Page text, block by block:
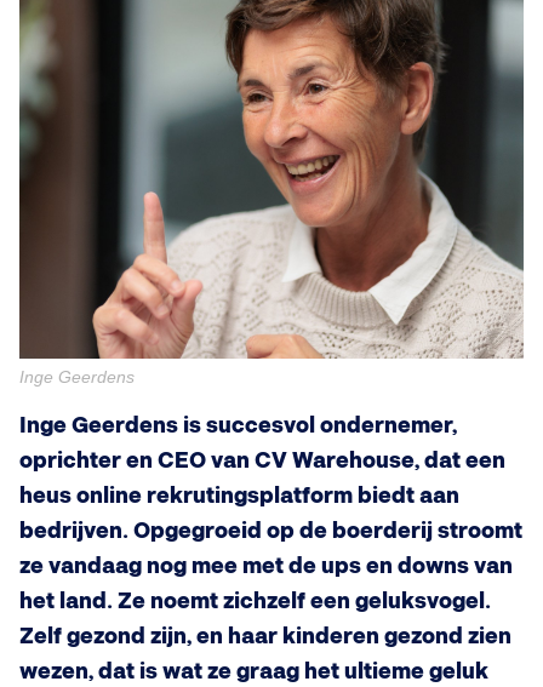
Inge Geerdens
Inge Geerdens is succesvol ondernemer,
oprichter en CEO van CV Warehouse, dat een
heus online rekrutingsplatform biedt aan
bedrijven. Opgegroeid op de boerderij stroomt
ze vandaag nog mee met de ups en downs van
het land. Ze noemt zichzelf een geluksvogel.
Zelf gezond zijn, en haar kinderen gezond zien
wezen, dat is wat ze graag het ultieme geluk